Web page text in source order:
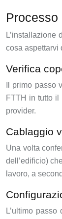
cosa aspettarvi
Verifica
Il primo
FTTH in tutto il
provider.
Cablaggio
Una volta
dell’edificio)
lavoro, a
L’ultimo